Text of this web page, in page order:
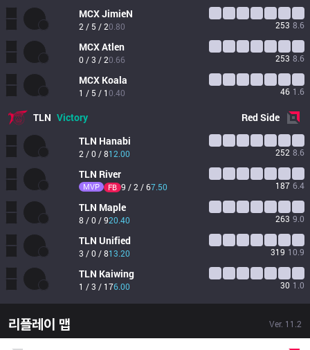
MCXJimieN
2 / 5 / 20.80 253 8.6
MCXAtlen
0 / 3 / 20.66 253 8.6
MCX Koala
1 / 5 / 10.40 46 1.6
TLN Victory RedSide
TLN Hanabi
2 / 0 / 812.00 252 8.6
TLN River
MVP FB 9 / 2 / 67.50 187 6.4
TLN Maple
8 / 0 / 920.40 263 9.0
TLN Unified
3 / 0 / 813.20 319 10.9
TLN Kaiwing
1 / 3 / 176.00 30 1.0
리플레이 맵 Ver. 11.2